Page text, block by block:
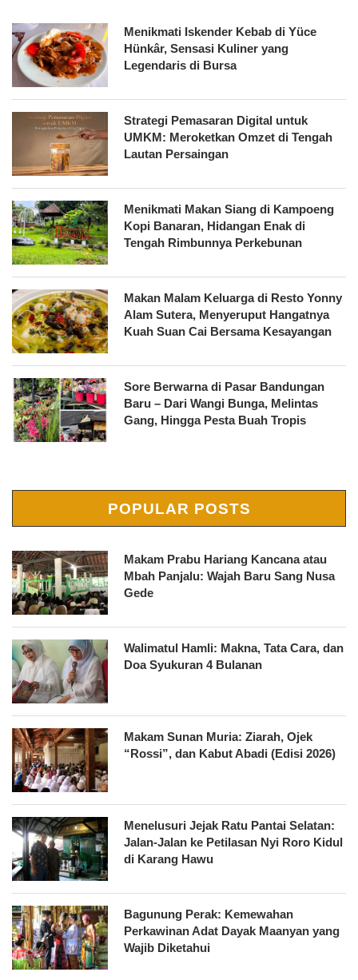
Menikmati Iskender Kebab di Yüce
Hünkâr, Sensasi Kuliner yang
Legendaris di Bursa
Strategi Pemasaran Digital untuk
UMKM: Meroketkan Omzet di Tengah
Lautan Persaingan
Menikmati Makan Siang di Kampoeng
Kopi Banaran, Hidangan Enak di
Tengah Rimbunnya Perkebunan
Makan Malam Keluarga di Resto Yonny
Alam Sutera, Menyeruput Hangatnya
Kuah Suan Cai Bersama Kesayangan
Sore Berwarna di Pasar Bandungan
Baru – Dari Wangi Bunga, Melintas
Gang, Hingga Pesta Buah Tropis
POPULAR POSTS
Makam Prabu Hariang Kancana atau
Mbah Panjalu: Wajah Baru Sang Nusa
Gede
Walimatul Hamli: Makna, Tata Cara, dan
Doa Syukuran 4 Bulanan
Makam Sunan Muria: Ziarah, Ojek
“Rossi”, dan Kabut Abadi (Edisi 2026)
Menelusuri Jejak Ratu Pantai Selatan:
Jalan-Jalan ke Petilasan Nyi Roro Kidul
di Karang Hawu
Bagunung Perak: Kemewahan
Perkawinan Adat Dayak Maanyan yang
Wajib Diketahui